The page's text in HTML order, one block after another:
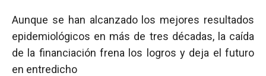
Aunque se han alcanzado los mejores resultados
epidemiológicos en más de tres décadas, la caída
de la financiación frena los logros y deja el futuro
en entredicho